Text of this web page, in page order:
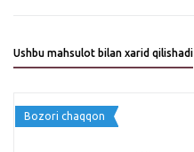
Ushbu mahsulot bilan xarid qilishadi
Bozori chaqqon